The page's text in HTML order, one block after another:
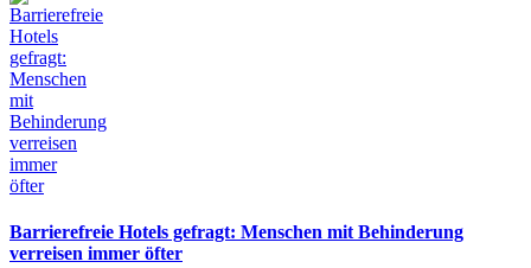
Barrierefreie Hotels gefragt: Menschen mit Behinderung
verreisen immer öfter